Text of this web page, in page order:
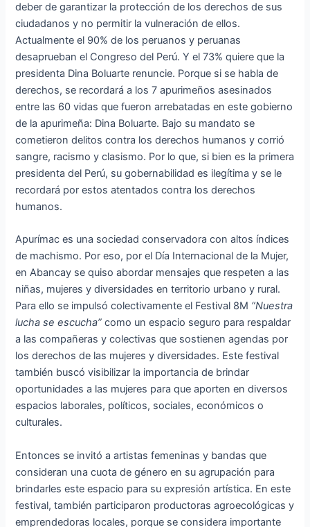
deber de garantizar la protección de los derechos de sus
ciudadanos y no permitir la vulneración de ellos.
Actualmente el 90% de los peruanos y peruanas
desaprueban el Congreso del Perú. Y el 73% quiere que la
presidenta Dina Boluarte renuncie. Porque si se habla de
derechos, se recordará a los 7 apurimeños asesinados
entre las 60 vidas que fueron arrebatadas en este gobierno
de la apurimeña: Dina Boluarte. Bajo su mandato se
cometieron delitos contra los derechos humanos y corrió
sangre, racismo y clasismo. Por lo que, si bien es la primera
presidenta del Perú, su gobernabilidad es ilegítima y se le
recordará por estos atentados contra los derechos
humanos.
Apurímac es una sociedad conservadora con altos índices
de machismo. Por eso, por el Día Internacional de la Mujer,
en Abancay se quiso abordar mensajes que respeten a las
niñas, mujeres y diversidades en territorio urbano y rural.
Para ello se impulsó colectivamente el Festival 8M “Nuestra
lucha se escucha” como un espacio seguro para respaldar
a las compañeras y colectivas que sostienen agendas por
los derechos de las mujeres y diversidades. Este festival
también buscó visibilizar la importancia de brindar
oportunidades a las mujeres para que aporten en diversos
espacios laborales, políticos, sociales, económicos o
culturales.
Entonces se invitó a artistas femeninas y bandas que
consideran una cuota de género en su agrupación para
brindarles este espacio para su expresión artística. En este
festival, también participaron productoras agroecológicas y
emprendedoras locales, porque se considera importante